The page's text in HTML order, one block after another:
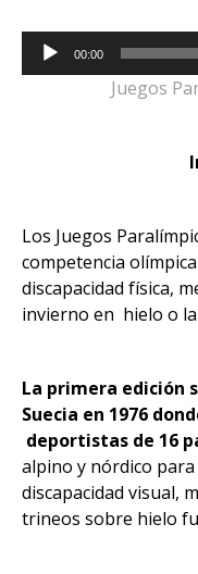
Reproductor
de
00:00
Juegos
Los Juegos
competencia
discapacidad física,
invierno en hielo o la
La primera edición
Suecia en 1976
deportistas de 16
alpino y nórdico
discapacidad visual,
trineos sobre hielo